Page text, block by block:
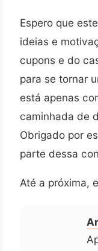
Espero que
ideias e
cupons e do
para se tornar
está apenas
caminhada de
Obrigado por
parte dessa
Até a próxima,